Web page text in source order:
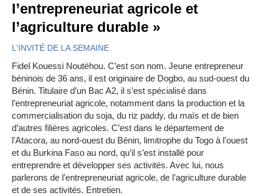
l’entrepreneuriat agricole et
l’agriculture durable »
L'INVITÉ DE LA SEMAINE
Fidel Kouessi Noutéhou. C’est son nom. Jeune entrepreneur
béninois de 36 ans, il est originaire de Dogbo, au sud-ouest du
Bénin. Titulaire d’un Bac A2, il s’est spécialisé dans
l’entrepreneuriat agricole, notamment dans la production et la
commercialisation du soja, du riz paddy, du maïs et de bien
d’autres filières agricoles. C’est dans le département de
l'Atacora, au nord-ouest du Bénin, limitrophe du Togo à l'ouest
et du Burkina Faso au nord, qu’il s’est installé pour
entreprendre et développer ses activités. Avec lui, nous
parlerons de l’entrepreneuriat agricole, de l’agriculture durable
et de ses activités. Entretien.